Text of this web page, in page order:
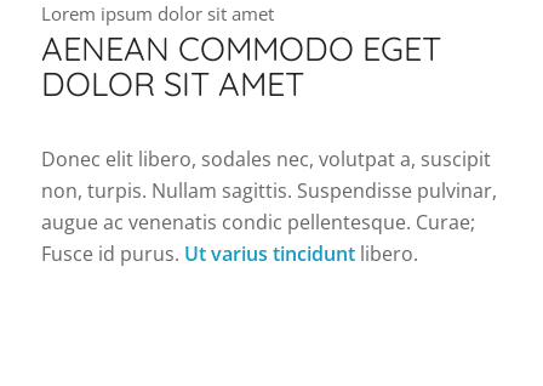
Lorem ipsum dolor sit amet
AENEAN COMMODO EGET
DOLOR SIT AMET
Donec elit libero, sodales nec, volutpat a, suscipit
non, turpis. Nullam sagittis. Suspendisse pulvinar,
augue ac venenatis condic pellentesque. Curae;
Fusce id purus. Ut varius tinciduntlibero.